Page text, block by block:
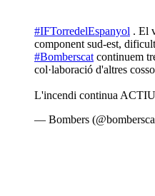
#IFTorredelEspanyol . El
component sud-est,
#Bomberscat continuem
col·laboració d'altres
L'incendi continua
— Bombers